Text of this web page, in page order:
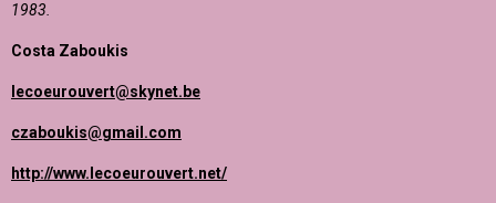
1983.
Costa Zaboukis
lecoeurouvert@skynet.be
czaboukis@gmail.com
http://www.lecoeurouvert.net/